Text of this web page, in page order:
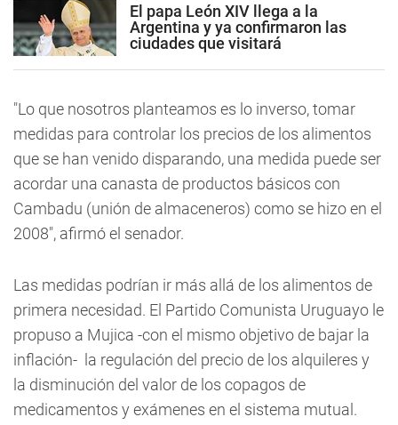
El papa León XIV llega a la
Argentina y ya confirmaron las
ciudades que visitará
"Lo que nosotros planteamos es lo inverso, tomar
medidas para controlar los precios de los alimentos
que se han venido disparando, una medida puede ser
acordar una canasta de productos básicos con
Cambadu (unión de almaceneros) como se hizo en el
2008", afirmó el senador.
Las medidas podrían ir más allá de los alimentos de
primera necesidad. El Partido Comunista Uruguayo le
propuso a Mujica -con el mismo objetivo de bajar la
inflación- la regulación del precio de los alquileres y
la disminución del valor de los copagos de
medicamentos y exámenes en el sistema mutual.